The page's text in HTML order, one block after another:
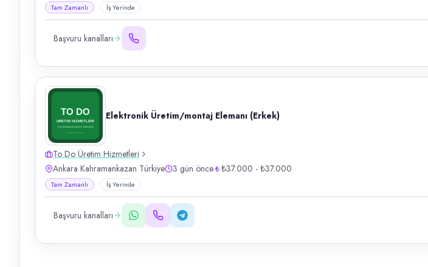
Tam Zamanlı İş Yerinde
Başvuru kanalları
Elektronik Üretim/montaj Elemanı (Erkek)
To Do Üretim Hizmetleri
Ankara Kahramankazan Türkiye
3 gün önce ₺37.000 - ₺37.000
Tam Zamanlı İş Yerinde
Başvuru kanalları